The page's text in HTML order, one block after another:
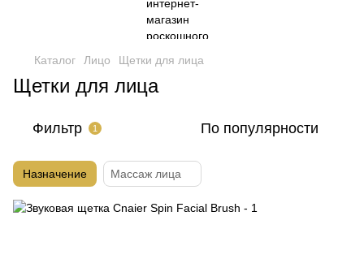
Каталог Лицо Щетки для лица
Щетки для лица
Фильтр 1 По популярности
Назначение Массаж лица